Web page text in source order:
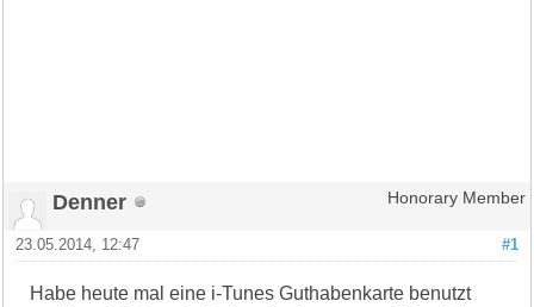
Denner Honorary Member
#1
23.05.2014, 12:47
Habe heute mal eine i-Tunes Guthabenkarte benutzt